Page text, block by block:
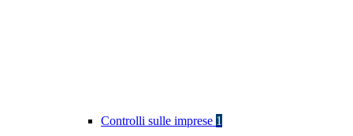
Controlli sulle imprese 1